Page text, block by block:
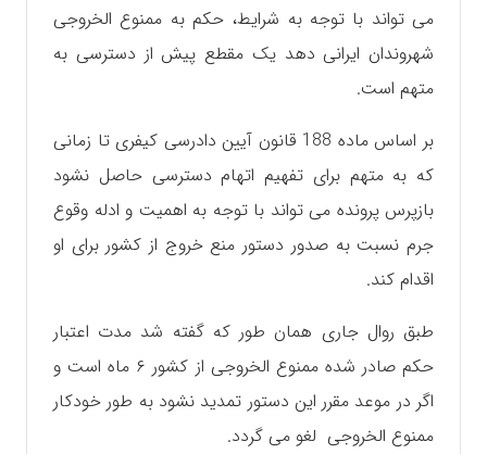
می تواند با توجه به شرایط، حکم به ممنوع الخروجی
شهروندان ایرانی دهد یک مقطع پیش از دسترسی به
متهم است.
بر اساس ماده 188 قانون آیین دادرسی کیفری تا زمانی
که به متهم برای تفهیم اتهام دسترسی حاصل نشود
بازپرس پرونده می تواند با توجه به اهمیت و ادله وقوع
جرم نسبت به صدور دستور منع خروج از کشور برای او
اقدام کند.
طبق روال جاری همان طور که گفته شد مدت اعتبار
حکم صادر شده ممنوع الخروجی از کشور ۶ ماه است و
اگر در موعد مقرر این دستور تمدید نشود به طور خودکار
ممنوع الخروجی لغو می گردد.